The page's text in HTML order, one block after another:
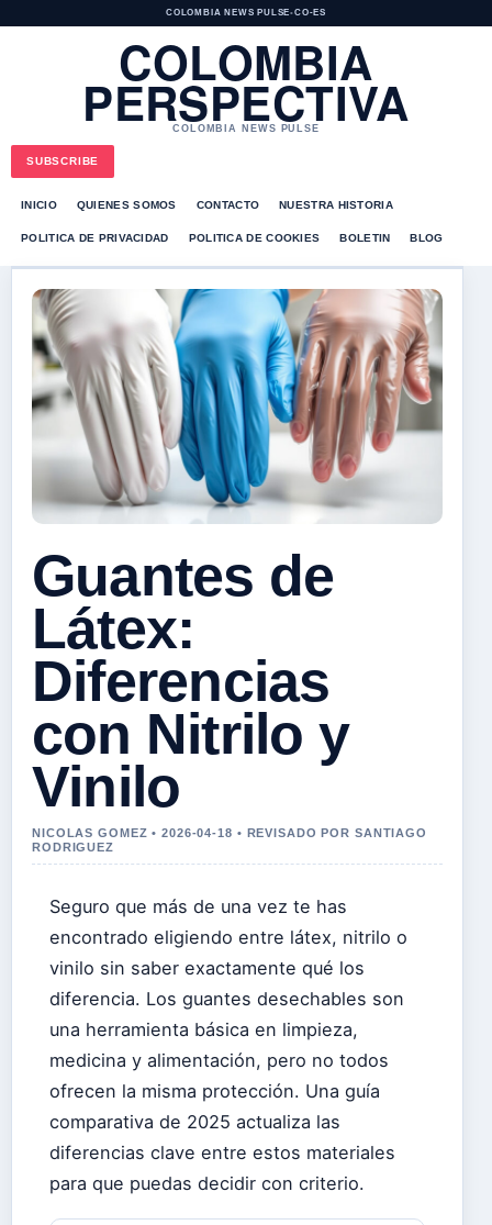
COLOMBIA NEWS PULSE•CO-ES
COLOMBIA
PERSPECTIVA
COLOMBIA NEWS PULSE
SUBSCRIBE
INICIO QUIENES SOMOS CONTACTO NUESTRA HISTORIA
POLITICA DE PRIVACIDAD POLITICA DE COOKIES BOLETIN BLOG
Guantes de
Látex:
Diferencias
con Nitrilo y
Vinilo
NICOLAS GOMEZ • 2026-04-18 • REVISADO POR SANTIAGO
RODRIGUEZ
Seguro que más de una vez te has
encontrado eligiendo entre látex, nitrilo o
vinilo sin saber exactamente qué los
diferencia. Los guantes desechables son
una herramienta básica en limpieza,
medicina y alimentación, pero no todos
ofrecen la misma protección. Una guía
comparativa de 2025 actualiza las
diferencias clave entre estos materiales
para que puedas decidir con criterio.